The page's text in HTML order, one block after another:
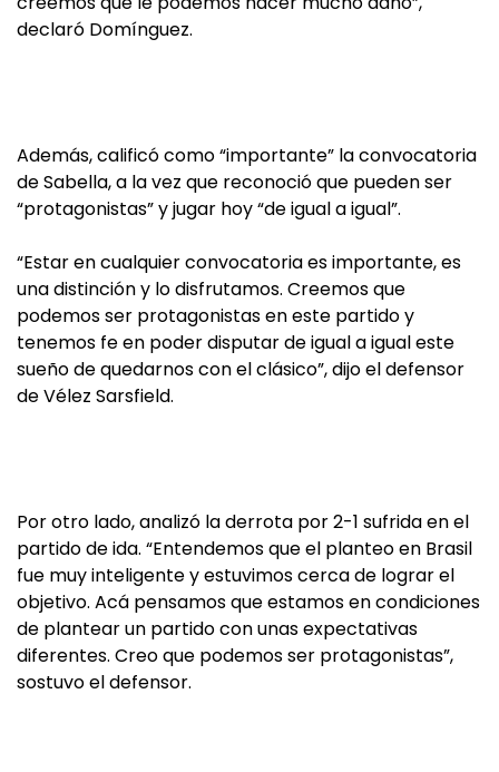
declaró Domínguez.
Además, calificó como “importante” la convocatoria
de Sabella, a la vez que reconoció que pueden ser
“protagonistas” y jugar hoy “de igual a igual”.
“Estar en cualquier convocatoria es importante, es
una distinción y lo disfrutamos. Creemos que
podemos ser protagonistas en este partido y
tenemos fe en poder disputar de igual a igual este
sueño de quedarnos con el clásico”, dijo el defensor
de Vélez Sarsfield.
Por otro lado, analizó la derrota por 2-1 sufrida en el
partido de ida. “Entendemos que el planteo en Brasil
fue muy inteligente y estuvimos cerca de lograr el
objetivo. Acá pensamos que estamos en condiciones
de plantear un partido con unas expectativas
diferentes. Creo que podemos ser protagonistas”,
sostuvo el defensor.